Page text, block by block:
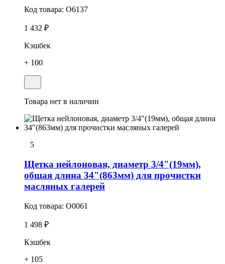
Код товара: O6137
1 432 ₽
Кэшбек
+ 100
Товара нет в наличии
5
Щетка нейлоновая, диаметр 3/4"(19мм),
общая длина 34"(863мм) для пpочистки
масляных галерей
Код товара: O0061
1 498 ₽
Кэшбек
+ 105